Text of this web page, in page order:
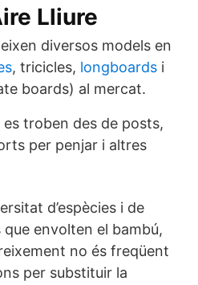
Lliure
diversos models en
, tricicles, longboards i
boards) al mercat.
troben des de posts,
per penjar i altres
d’espècies i de
que envolten el bambú,
no és freqüent
per substituir la